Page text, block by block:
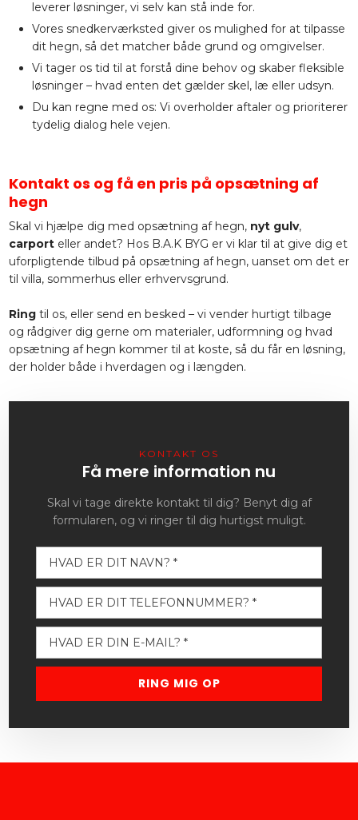
leverer løsninger, vi selv kan stå inde for.
Vores snedkerværksted giver os mulighed for at tilpasse
dit hegn, så det matcher både grund og omgivelser.
Vi tager os tid til at forstå dine behov og skaber fleksible
løsninger – hvad enten det gælder skel, læ eller udsyn.
Du kan regne med os: Vi overholder aftaler og prioriterer
tydelig dialog hele vejen.
Kontakt os og få en pris på opsætning af
hegn
Skal vi hjælpe dig med opsætning af hegn, nyt gulv,
carporteller andet? Hos B.A.K BYG er vi klar til at give dig et
uforpligtende tilbud på opsætning af hegn, uanset om det er
til villa, sommerhus eller erhvervsgrund.
Ringtil os, eller send en besked – vi vender hurtigt tilbage
og rådgiver dig gerne om materialer, udformning og hvad
opsætning af hegn kommer til at koste, så du får en løsning,
der holder både i hverdagen og i længden.​
KONTAKT OS​
Få mere information nu
Skal vi tage direkte kontakt til dig? Benyt dig af
formularen, og vi ringer til dig hurtigst muligt.